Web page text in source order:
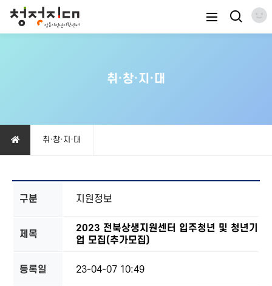
취·창·지·대
취·창·지·대
구분 지원정보
제목
2023 전북상생지원센터 입주청년 및 청년기
업 모집(추가모집)
등록일 23-04-07 10:49